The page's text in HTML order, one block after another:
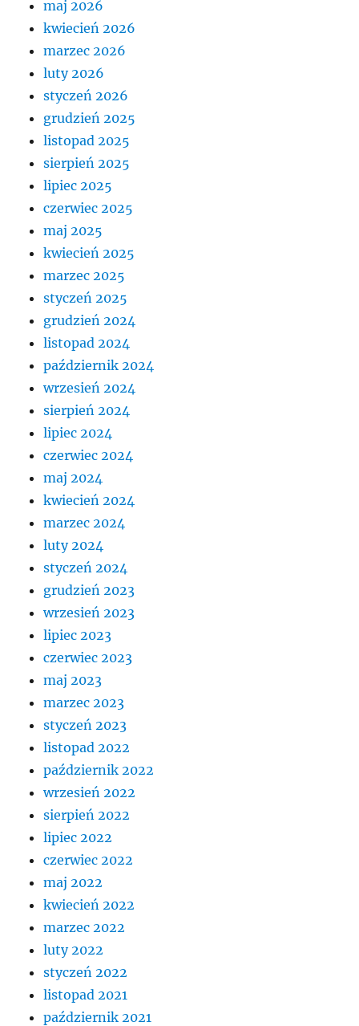
maj 2026
kwiecień 2026
marzec 2026
luty 2026
styczeń 2026
grudzień 2025
listopad 2025
sierpień 2025
lipiec 2025
czerwiec 2025
maj 2025
kwiecień 2025
marzec 2025
styczeń 2025
grudzień 2024
listopad 2024
październik 2024
wrzesień 2024
sierpień 2024
lipiec 2024
czerwiec 2024
maj 2024
kwiecień 2024
marzec 2024
luty 2024
styczeń 2024
grudzień 2023
wrzesień 2023
lipiec 2023
czerwiec 2023
maj 2023
marzec 2023
styczeń 2023
listopad 2022
październik 2022
wrzesień 2022
sierpień 2022
lipiec 2022
czerwiec 2022
maj 2022
kwiecień 2022
marzec 2022
luty 2022
styczeń 2022
listopad 2021
październik 2021